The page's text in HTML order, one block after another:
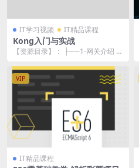
IT学习视频 IT精品课程
Kong入门与实战
【资源目录】： ├──1-网关介绍 |
VIP
IT精品课程